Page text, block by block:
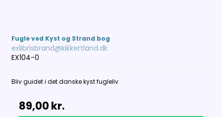
Fugle ved Kyst og Strand bog
exlibrisbrand@kikkertland.dk
EX104-0
Bliv guidet i det danske kyst fugleliv
89,00 kr.